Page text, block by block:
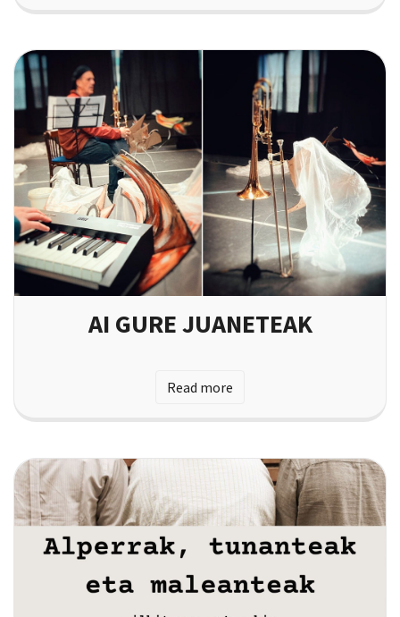
AI GURE JUANETEAK
Read more